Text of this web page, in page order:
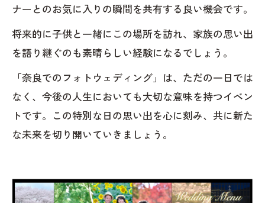
ナーとのお気に入りの瞬間を共有する良い機会です。
将来的に子供と一緒にこの場所を訪れ、家族の思い出
を語り継ぐのも素晴らしい経験になるでしょう。
「奈良でのフォトウェディング」は、ただの一日では
なく、今後の人生においても大切な意味を持つイベン
トです。この特別な日の思い出を心に刻み、共に新た
な未来を切り開いていきましょう。